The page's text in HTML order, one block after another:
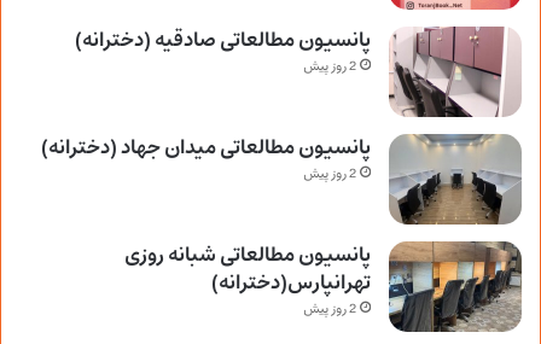
پانسیون مطالعاتی صادقیه (دخترانه)
2 روز پیش
پانسیون مطالعاتی میدان جهاد (دخترانه)
2 روز پیش
پانسیون مطالعاتی شبانه روزی
تهرانپارس(دخترانه)
2 روز پیش